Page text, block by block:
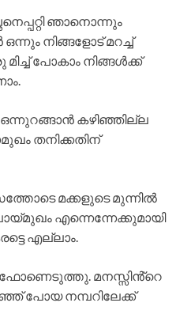
ഞാനൊന്നും
നിങ്ങളോട് മറച്ച്
മിച്ച് പോകാം നിങ്ങൾക്ക്
ഒന്നുറങ്ങാൻ കഴിഞ്ഞില്ല
തനിക്കതിന്
മക്കളുടെ മുന്നിൽ
എന്നെന്നേക്കുമായി
എല്ലാം.
ഫോണെടുത്തു. മനസ്സിൻ്റെ
പോയ നമ്പറിലേക്ക്